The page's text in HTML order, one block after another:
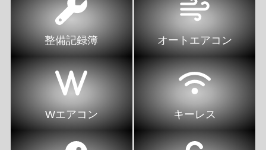
整備記録簿 オートエアコン
Wエアコン キーレス